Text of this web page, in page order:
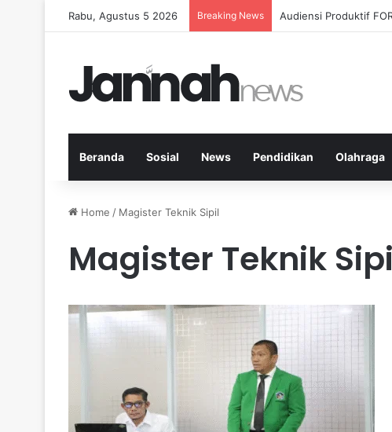
Rabu, Agustus 5 2026 Breaking News Diet Fleksibel
Beranda Sosial News Pendidikan Olahraga
Home / Magister Teknik Sipil
Magister Teknik